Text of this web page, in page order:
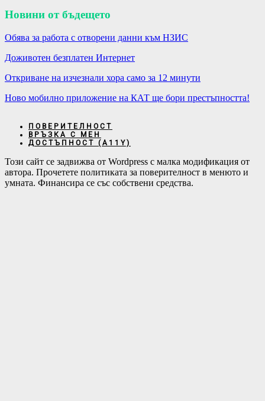
Новини от бъдещето
Обява за работа с отворени данни към НЗИС
Доживотен безплатен Интернет
Откриване на изчезнали хора само за 12 минути
Ново мобилно приложение на КАТ ще бори престъпността!
ПОВЕРИТЕЛНОСТ
ВРЪЗКА С МЕН
ДОСТЪПНОСТ (А11Y)
Този сайт се задвижва от Wordpress с малка модификация от
автора. Прочетете политиката за поверителност в менюто и
умната. Финансира се със собствени средства.